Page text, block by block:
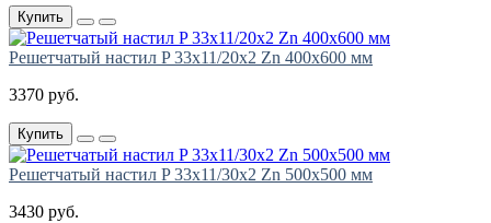
Купить
Решетчатый настил P 33х11/20х2 Zn 400х600 мм
3370 руб.
Купить
Решетчатый настил P 33х11/30х2 Zn 500х500 мм
3430 руб.